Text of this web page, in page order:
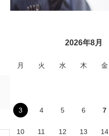
2026年8月
月 火 水 木 金
3 4 5 6 7
10 11 12 13 14